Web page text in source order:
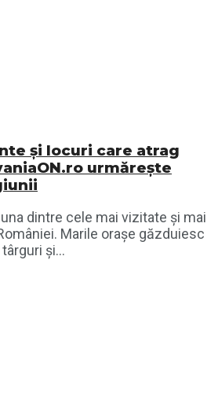
și locuri care atrag
urmărește
dintre cele mai vizitate și mai
Marile orașe găzduiesc
și...